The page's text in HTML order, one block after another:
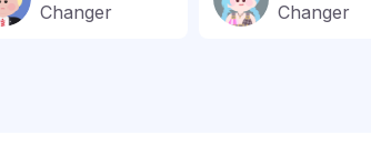
Changer
Changer